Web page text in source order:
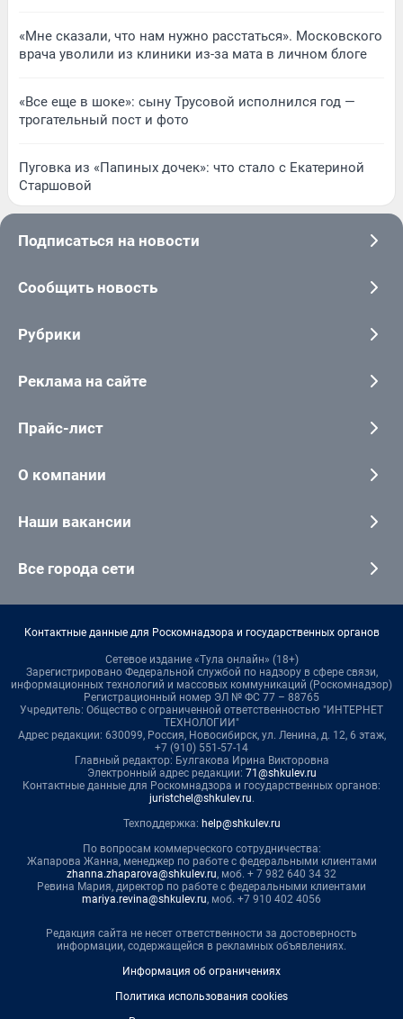
«Мне сказали, что нам нужно расстаться». Московского
врача уволили из клиники из-за мата в личном блоге
«Все еще в шоке»: сыну Трусовой исполнился год —
трогательный пост и фото
Пуговка из «Папиных дочек»: что стало с Екатериной
Старшовой
Подписаться на новости
Сообщить новость
Рубрики
Реклама на сайте
Прайс-лист
О компании
Наши вакансии
Все города сети
Контактные данные для Роскомнадзора и государственных органов
Сетевое издание «Тула онлайн» (18+)
Зарегистрировано Федеральной службой по надзору в сфере связи,
информационных технологий и массовых коммуникаций (Роскомнадзор)
Регистрационный номер ЭЛ № ФС 77 – 88765
Учредитель: Общество с ограниченной ответственностью "ИНТЕРНЕТ
ТЕХНОЛОГИИ"
Адрес редакции: 630099, Россия, Новосибирск, ул. Ленина, д. 12, 6 этаж,
+7 (910) 551-57-14
Главный редактор: Булгакова Ирина Викторовна
Электронный адрес редакции: 71@shkulev.ru
Контактные данные для Роскомнадзора и государственных органов:
juristchel@shkulev.ru.
Техподдержка: help@shkulev.ru
По вопросам коммерческого сотрудничества:
Жапарова Жанна, менеджер по работе с федеральными клиентами
zhanna.zhaparova@shkulev.ru, моб. + 7 982 640 34 32
Ревина Мария, директор по работе с федеральными клиентами
mariya.revina@shkulev.ru, моб. +7 910 402 4056
Редакция сайта не несет ответственности за достоверность
информации, содержащейся в рекламных объявлениях.
Информация об ограничениях
Политика использования cookies